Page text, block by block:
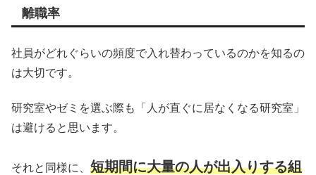
離職率
社員がどれぐらいの頻度で入れ替わっているのかを知るの
は大切です。
研究室やゼミを選ぶ際も「人が直ぐに居なくなる研究室」
は避けると思います。
それと同様に、 短期間に大量の人が出入りする組